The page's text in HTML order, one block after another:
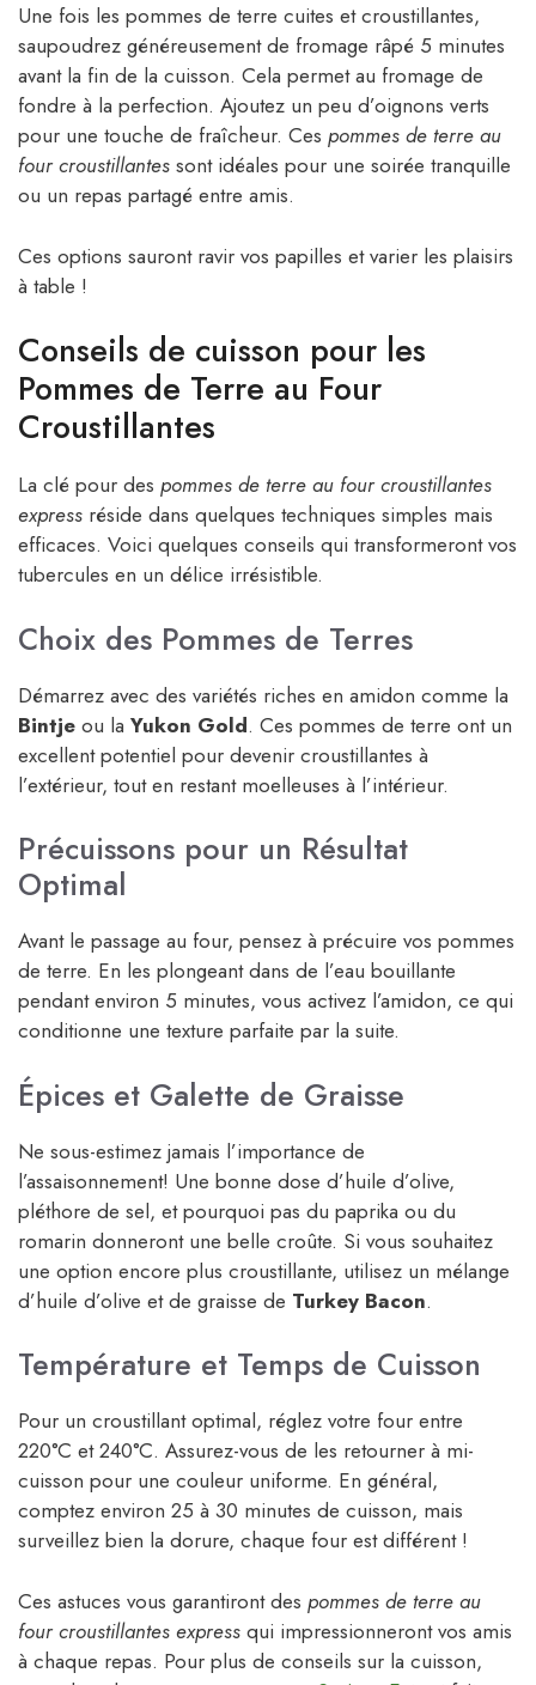
Une fois les pommes de terre cuites et croustillantes,
saupoudrez généreusement de fromage râpé 5 minutes
avant la fin de la cuisson. Cela permet au fromage de
fondre à la perfection. Ajoutez un peu d’oignons verts
pour une touche de fraîcheur. Ces pommes de terre au
four croustillantes sont idéales pour une soirée tranquille
ou un repas partagé entre amis.
Ces options sauront ravir vos papilles et varier les plaisirs
à table !
Conseils de cuisson pour les
Pommes de Terre au Four
Croustillantes
La clé pour des pommes de terre au four croustillantes
express réside dans quelques techniques simples mais
efficaces. Voici quelques conseils qui transformeront vos
tubercules en un délice irrésistible.
Choix des Pommes de Terres
Démarrez avec des variétés riches en amidon comme la
Bintje ou la Yukon Gold. Ces pommes de terre ont un
excellent potentiel pour devenir croustillantes à
l’extérieur, tout en restant moelleuses à l’intérieur.
Précuissons pour un Résultat
Optimal
Avant le passage au four, pensez à précuire vos pommes
de terre. En les plongeant dans de l’eau bouillante
pendant environ 5 minutes, vous activez l’amidon, ce qui
conditionne une texture parfaite par la suite.
Épices et Galette de Graisse
Ne sous-estimez jamais l’importance de
l’assaisonnement! Une bonne dose d’huile d’olive,
pléthore de sel, et pourquoi pas du paprika ou du
romarin donneront une belle croûte. Si vous souhaitez
une option encore plus croustillante, utilisez un mélange
d’huile d’olive et de graisse de Turkey Bacon.
Température et Temps de Cuisson
Pour un croustillant optimal, réglez votre four entre
220°C et 240°C. Assurez-vous de les retourner à mi-
cuisson pour une couleur uniforme. En général,
comptez environ 25 à 30 minutes de cuisson, mais
surveillez bien la dorure, chaque four est différent !
Ces astuces vous garantiront des pommes de terre au
four croustillantes express qui impressionneront vos amis
à chaque repas. Pour plus de conseils sur la cuisson,